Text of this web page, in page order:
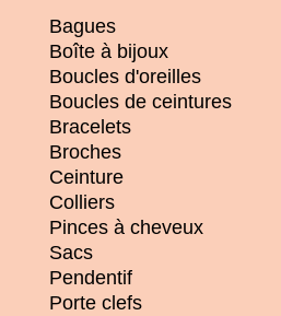
Bagues
Boîte à bijoux
Boucles d'oreilles
Boucles de ceintures
Bracelets
Broches
Ceinture
Colliers
Pinces à cheveux
Sacs
Pendentif
Porte clefs